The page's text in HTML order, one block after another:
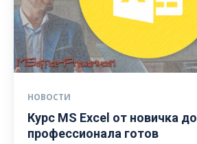
НОВОСТИ
Курс MS Excel от новичка до
профессионала готов